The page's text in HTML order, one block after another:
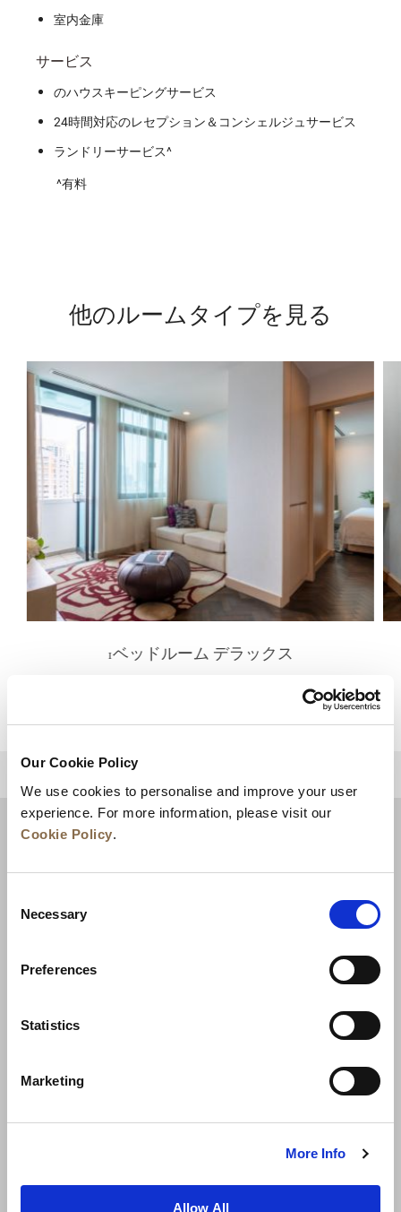
Our Cookie Policy
We use cookies to personalise and improve your user
experience. For more information, please visit our
Cookie Policy.
Selection
Necessary
Preferences
Statistics
Marketing
More Info
Allow All
室内金庫
サービス
のハウスキーピングサービス
24時間対応のレセプション＆コンシェルジュサービス
ランドリーサービス^
^有料
他のルームタイプを見る
1ベッドルーム デラックス